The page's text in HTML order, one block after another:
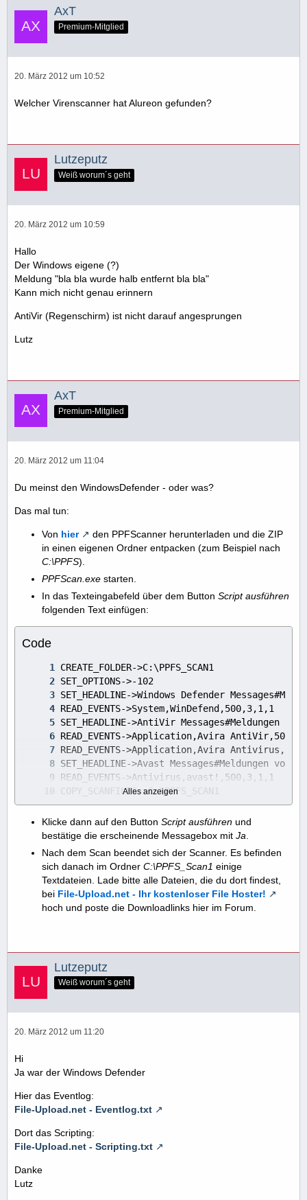
AxT
Premium-Mitglied
20. März 2012 um 10:52
Welcher Virenscanner hat Alureon gefunden?
Lutzeputz
Weiß worum´s geht
20. März 2012 um 10:59
Hallo
Der Windows eigene (?)
Meldung "bla bla wurde halb entfernt bla bla"
Kann mich nicht genau erinnern
AntiVir (Regenschirm) ist nicht darauf angesprungen
Lutz
AxT
Premium-Mitglied
20. März 2012 um 11:04
Du meinst den WindowsDefender - oder was?
Das mal tun:
Von hier
den PPFScanner herunterladen und die ZIP
in einen eigenen Ordner entpacken (zum Beispiel nach
C:\PPFS).
PPFScan.exe starten.
In das Texteingabefeld über dem Button Script ausführen
folgenden Text einfügen:
Code
END->
Alles anzeigen
Klicke dann auf den Button Script ausführen und
bestätige die erscheinende Messagebox mit Ja
Nach dem Scan beendet sich der Scanner. Es befinden
sich danach im Ordner C:\PPFS_Scan1 einige
Textdateien. Lade bitte alle Dateien, die du dort findest,
bei File-Upload.net - Ihr kostenloser File Hoster!
hoch und poste die Downloadlinks hier im Forum.
Lutzeputz
Weiß worum´s geht
20. März 2012 um 11:20
Hi
Ja war der Windows Defender
Hier das Eventlog:
File-Upload.net - Eventlog.txt
Dort das Scripting:
File-Upload.net - Scripting.txt
Danke
Lutz